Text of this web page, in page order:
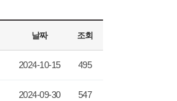
날짜 조회
2024-10-15 495
2024-09-30 547